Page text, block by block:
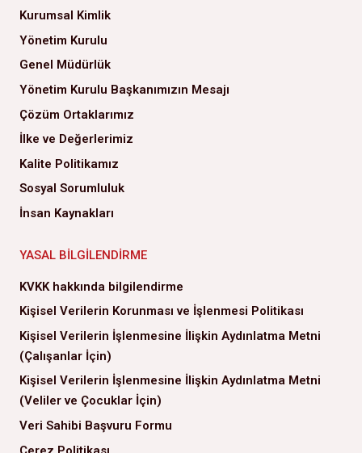
Kurumsal Kimlik
Yönetim Kurulu
Genel Müdürlük
Yönetim Kurulu Başkanımızın Mesajı
Çözüm Ortaklarımız
İlke ve Değerlerimiz
Kalite Politikamız
Sosyal Sorumluluk
İnsan Kaynakları
YASAL BILGILENDIRME
KVKK hakkında bilgilendirme
Kişisel Verilerin Korunması ve İşlenmesi Politikası
Kişisel Verilerin İşlenmesine İlişkin Aydınlatma Metni
(Çalışanlar İçin)
Kişisel Verilerin İşlenmesine İlişkin Aydınlatma Metni
(Veliler ve Çocuklar İçin)
Veri Sahibi Başvuru Formu